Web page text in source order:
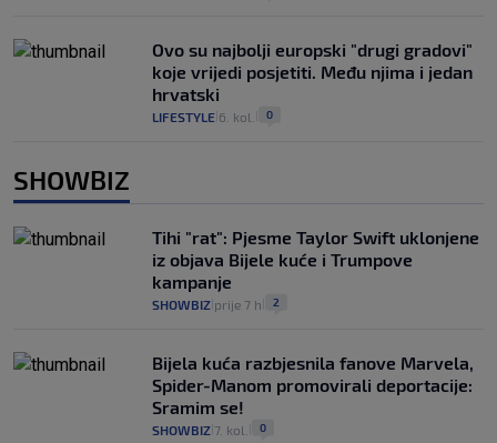
Ovo su najbolji europski "drugi gradovi"
koje vrijedi posjetiti. Među njima i jedan
hrvatski
LIFESTYLE 6. kol. 0
SHOWBIZ
Tihi "rat": Pjesme Taylor Swift uklonjene
iz objava Bijele kuće i Trumpove
kampanje
SHOWBIZ prije 7 h 2
Bijela kuća razbjesnila fanove Marvela,
Spider-Manom promovirali deportacije:
Sramim se!
SHOWBIZ 7. kol. 0